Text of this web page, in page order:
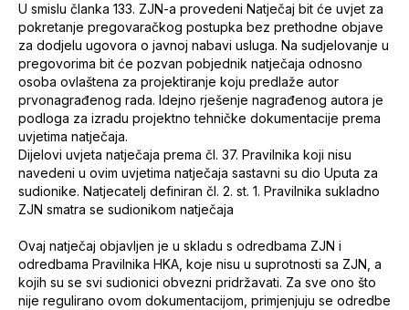
U smislu članka 133. ZJN-a provedeni Natječaj bit će uvjet za
pokretanje pregovaračkog postupka bez prethodne objave
za dodjelu ugovora o javnoj nabavi usluga. Na sudjelovanje u
pregovorima bit će pozvan pobjednik natječaja odnosno
osoba ovlaštena za projektiranje koju predlaže autor
prvonagrađenog rada. Idejno rješenje nagrađenog autora je
podloga za izradu projektno tehničke dokumentacije prema
uvjetima natječaja.
Dijelovi uvjeta natječaja prema čl. 37. Pravilnika koji nisu
navedeni u ovim uvjetima natječaja sastavni su dio Uputa za
sudionike. Natjecatelj definiran čl. 2. st. 1. Pravilnika sukladno
ZJN smatra se sudionikom natječaja
Ovaj natječaj objavljen je u skladu s odredbama ZJN i
odredbama Pravilnika HKA, koje nisu u suprotnosti sa ZJN, a
kojih su se svi sudionici obvezni pridržavati. Za sve ono što
nije regulirano ovom dokumentacijom, primjenjuju se odredbe